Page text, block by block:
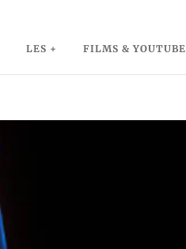
LES + FILMS & YOUTUBE